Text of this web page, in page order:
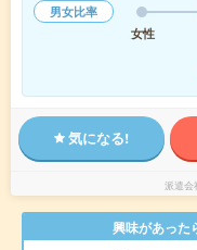
男女比率
女性
気になる!
派遣会
興味があった